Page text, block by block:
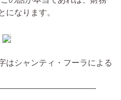
になります。
はシャンティ・フーラによる